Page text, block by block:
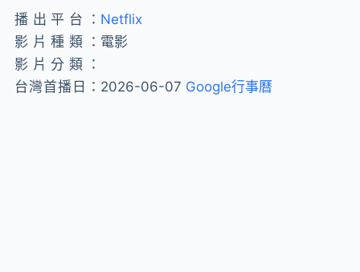
播出平台： Netflix
影片種類： 電影
影片分類：
台灣首播日： 2026-06-07 Google行事曆